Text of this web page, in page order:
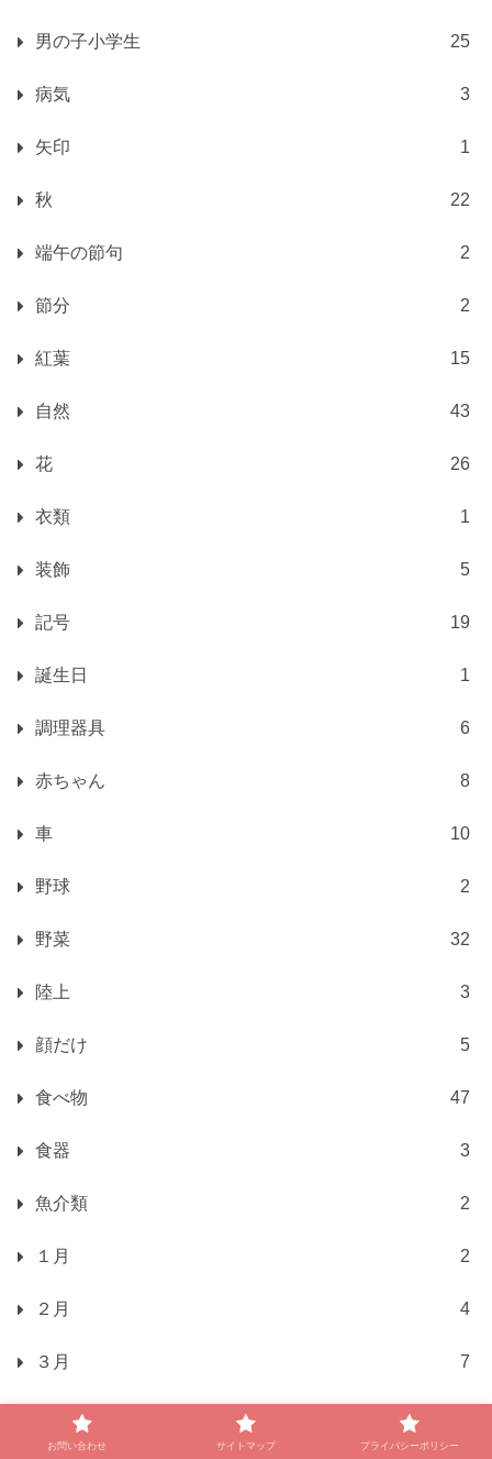
男の子小学生 25
病気 3
矢印 1
秋 22
端午の節句 2
節分 2
紅葉 15
自然 43
花 26
衣類 1
装飾 5
記号 19
誕生日 1
調理器具 6
赤ちゃん 8
車 10
野球 2
野菜 32
陸上 3
顔だけ 5
食べ物 47
食器 3
魚介類 2
１月 2
２月 4
３月 7
お問い合わせ サイトマップ プライバシーポリシー